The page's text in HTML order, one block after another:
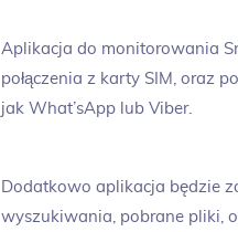
Aplikacja do monitorowania
połączenia z karty SIM, oraz
jak What’sApp lub Viber.
Dodatkowo aplikacja będzie
wyszukiwania, pobrane pliki,